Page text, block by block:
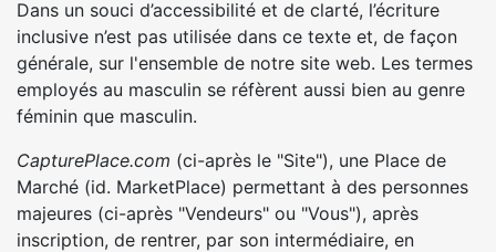
Dans un souci d’accessibilité et de clarté, l’écriture
inclusive n’est pas utilisée dans ce texte et, de façon
générale, sur l'ensemble de notre site web. Les termes
employés au masculin se réfèrent aussi bien au genre
féminin que masculin.
CapturePlace.com (ci-après le "Site"), une Place de
Marché (id. MarketPlace) permettant à des personnes
majeures (ci-après "Vendeurs" ou "Vous"), après
inscription, de rentrer, par son intermédiaire, en